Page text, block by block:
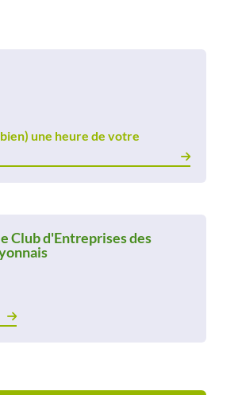
une heure de votre
Club d'Entreprises des